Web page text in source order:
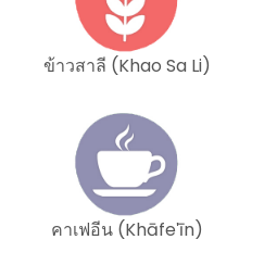
ข้าวสาลี (Khao Sa Li)
คาเฟอีน (Khāfeʹīn)